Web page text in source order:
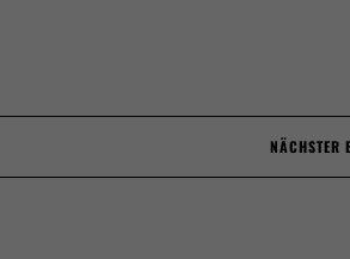
NÄCHSTER